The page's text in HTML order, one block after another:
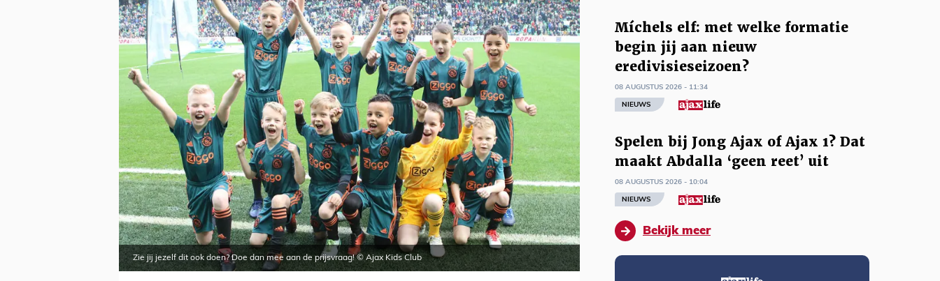
Zie jij jezelf dit ook doen? Doe dan mee aan de prijsvraag! © Ajax Kids Club
Míchels elf: met welke formatie
begin jij aan nieuw
eredivisieseizoen?
08 AUGUSTUS 2026 - 11:34
NIEUWS
Spelen bij Jong Ajax of Ajax 1? Dat
maakt Abdalla ‘geen reet’ uit
08 AUGUSTUS 2026 - 10:04
NIEUWS
Bekijk meer